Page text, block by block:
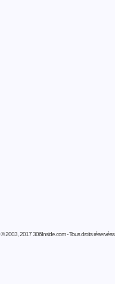
© 2003, 2017 306Inside.com - Tous droits réservéss